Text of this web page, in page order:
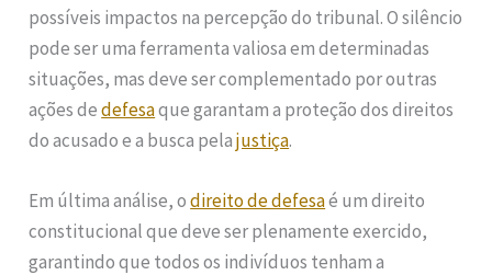
possíveis impactos na percepção do tribunal. O silêncio
pode ser uma ferramenta valiosa em determinadas
situações, mas deve ser complementado por outras
ações dedefesaque garantam a proteção dos direitos
do acusado e a busca pelajustiça.
Em última análise, odireito de defesaé um direito
constitucional que deve ser plenamente exercido,
garantindo que todos os indivíduos tenham a